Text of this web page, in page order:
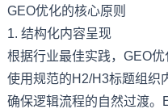
GEO优化的核心原则
1. 结构化内容呈现
根据行业最佳实践，GEO
使用规范的H2/H3标题组织
确保逻辑流程的自然过渡。